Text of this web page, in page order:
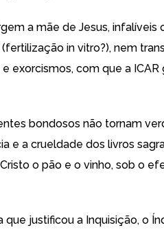
a mãe de Jesus, infalíveis
in vitro?), nem
exorcismos, com que a
bondosos não tornam
e a crueldade dos livros
o pão e o vinho, sob o
que justificou a Inquisição, o